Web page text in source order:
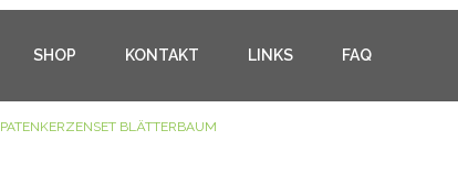
SHOP KONTAKT LINKS FAQ
PATENKERZENSET BLÄTTERBAUM